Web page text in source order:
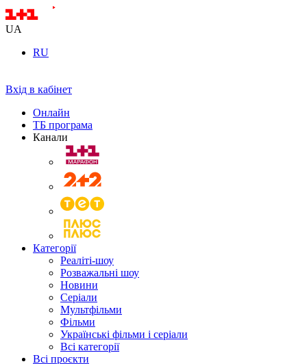
UA
RU
Вхід в кабінет
Онлайн
ТБ програма
Канали
Категорії
Реаліті-шоу
Розважальні шоу
Новини
Серіали
Мультфільми
Фільми
Українські фільми і серіали
Всі категорії
Всі проєкти